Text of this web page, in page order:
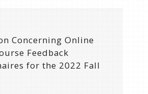
Concerning Online
Feedback
for the 2022 Fall